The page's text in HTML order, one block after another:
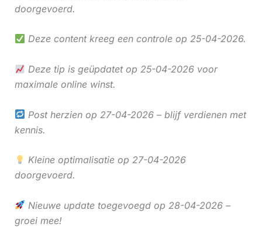
doorgevoerd.
Deze content kreeg een controle op 25-04-2026.
Deze tip is geüpdatet op 25-04-2026 voor
maximale online winst.
Post herzien op 27-04-2026 – blijf verdienen met
kennis.
Kleine optimalisatie op 27-04-2026
doorgevoerd.
Nieuwe update toegevoegd op 28-04-2026 –
groei mee!